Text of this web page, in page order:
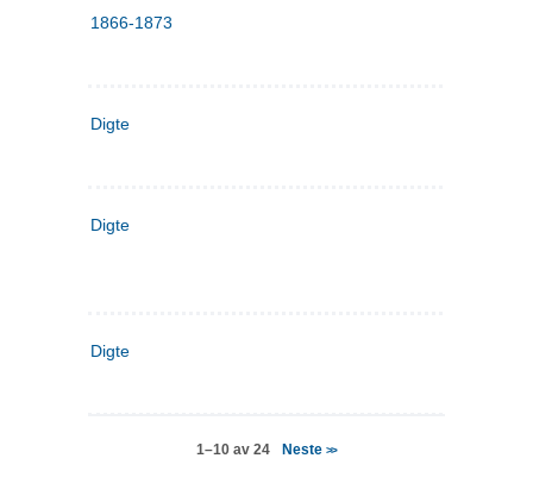
1866-1873
Digte
Digte
Digte
1–10 av 24 Neste>>